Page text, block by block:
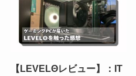
【LEVELΘレビュー】：IT